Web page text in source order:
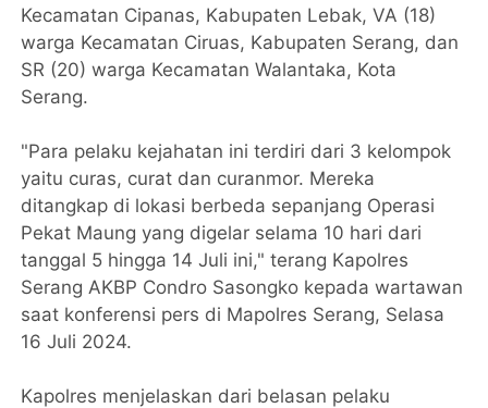
Kecamatan Cipanas, Kabupaten Lebak, VA (18)
warga Kecamatan Ciruas, Kabupaten Serang, dan
SR (20) warga Kecamatan Walantaka, Kota
Serang.
"Para pelaku kejahatan ini terdiri dari 3 kelompok
yaitu curas, curat dan curanmor. Mereka
ditangkap di lokasi berbeda sepanjang Operasi
Pekat Maung yang digelar selama 10 hari dari
tanggal 5 hingga 14 Juli ini," terang Kapolres
Serang AKBP Condro Sasongko kepada wartawan
saat konferensi pers di Mapolres Serang, Selasa
16 Juli 2024.
Kapolres menjelaskan dari belasan pelaku